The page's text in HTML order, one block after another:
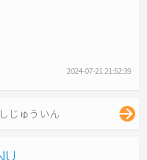
2024-07-21 21:52:39
しじゅういん